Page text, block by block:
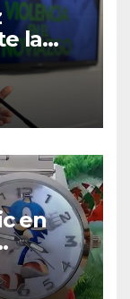
la
en